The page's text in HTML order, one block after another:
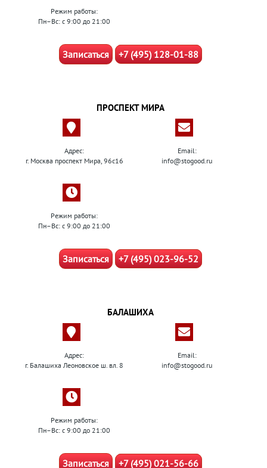
Режим работы:
Пн–Вс: с 9:00 до 21:00
Записаться +7 (495) 128-01-88
ПРОСПЕКТ МИРА
Адрес:
г. Москва проспект Мира, 96с16
Email:
info@stogood.ru
Режим работы:
Пн–Вс: с 9:00 до 21:00
Записаться +7 (495) 023-96-52
БАЛАШИХА
Адрес:
г. Балашиха Леоновское ш. вл. 8
Email:
info@stogood.ru
Режим работы:
Пн–Вс: с 9:00 до 21:00
Записаться +7 (495) 021-56-66